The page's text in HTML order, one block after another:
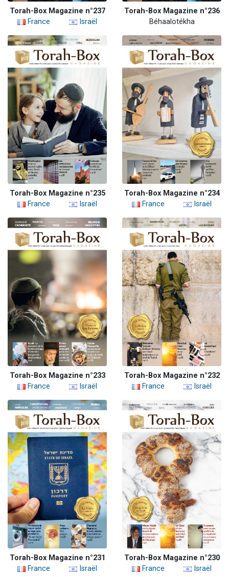
Torah-Box Magazine n°237
France
Israël
Torah-Box Magazine n°236
Béhaalotékha
Torah-Box Magazine n°235
France
Israël
Torah-Box Magazine n°234
France
Israël
Torah-Box Magazine n°233
France
Israël
Torah-Box Magazine n°232
France
Israël
Torah-Box Magazine n°231
France
Israël
Torah-Box Magazine n°230
France
Israël